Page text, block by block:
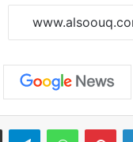
لينكدإن بينتيريستواتساب